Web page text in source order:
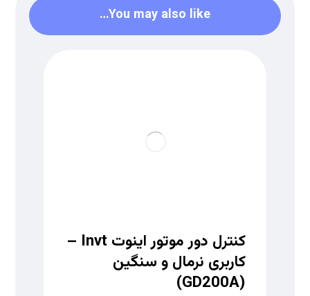
You may also like…
کنترل دور موتور اینوت Invt –
کاربری نرمال و سنگین
(GD200A)